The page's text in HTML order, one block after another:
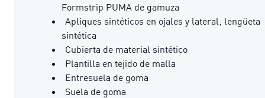
Formstrip PUMA de gamuza
Apliques sintéticos en ojales y lateral; lengüeta
sintética
Cubierta de material sintético
Plantilla en tejido de malla
Entresuela de goma
Suela de goma